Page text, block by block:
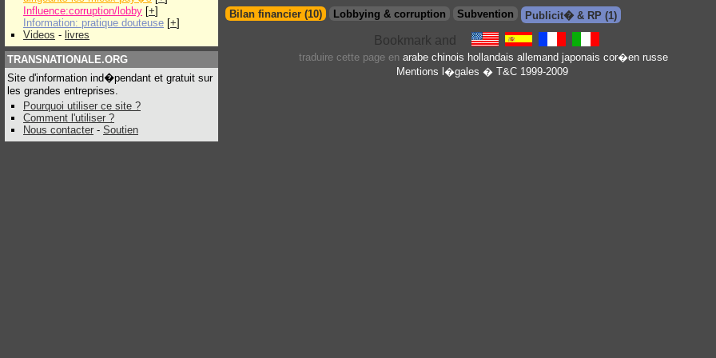
Influence:corruption/lobby [+]
Information: pratique douteuse [+]
Videos - livres
TRANSNATIONALE.ORG
Site d'information ind�pendant et gratuit sur
les grandes entreprises.
Pourquoi utiliser ce site ?
Comment l'utiliser ?
Nous contacter - Soutien
Bilan financier (10)
Lobbying & corruption Subvention Publicit� & RP (1)
traduire cette page en arabe chinois hollandais allemand japonais cor�en russe
Mentions l�gales � T&C 1999-2009